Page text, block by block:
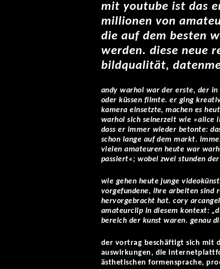
mit youtube ist das
millionen von
die auf dem besten
werden. diese neue
bildqualität,
andy warhol war der erste, der in
oder küssen filmte. er ging
kamera einsetzte, machen es
warhol sich seinerzeit wie »alice
dass er immer wieder betonte:
schon lange auf dem markt.
vielen amateuren heute war
passiert«; wobei zwei stunden
wie gehen heute junge
vorgefundene, ihre arbeiten sind
hervorgebracht hat. cory
amateurclip in diesem kontext:
bereich der kunst waren. genau
der vortrag beschäftigt sich mit
auswirkungen, die
ästhetischen formensprache,